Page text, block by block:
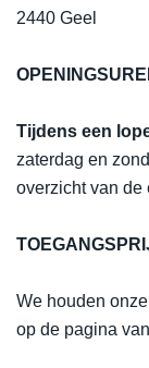
2440 Geel
Tijdens een
zaterdag en
overzicht van de
We houden
op de pagina